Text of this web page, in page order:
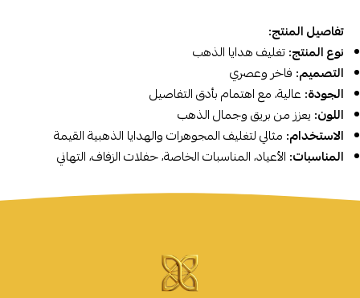
تفاصيل المنتج:
نوع المنتج:تغليف هدايا الذهب
التصميم: فاخر وعصري
الجودة: عالية، مع اهتمام بأدق التفاصيل
اللون: يعزز من بريق وجمال الذهب
الاستخدام: مثالي لتغليف المجوهرات والهدايا الذهبية القيمة
المناسبات: الأعياد، المناسبات الخاصة، حفلات الزفاف، التهاني